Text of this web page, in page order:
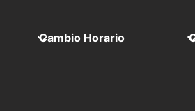
Cambio Horario